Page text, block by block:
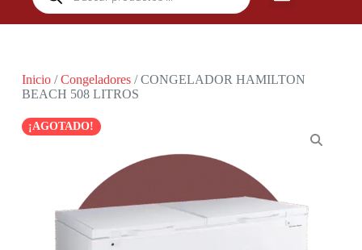
Inicio/Congeladores/ CONGELADOR HAMILTON
BEACH 508 LITROS
¡AGOTADO!